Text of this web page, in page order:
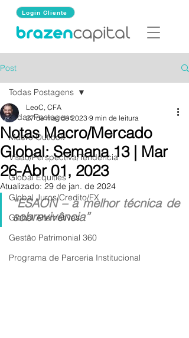
Login Cliente
Post
Todas Postagens
Macro Outlook
Visão/Perspectiva/Tendência
Global Equities
Global Juros/Credito/FX
Global Alternatives
Gestão Patrimonial 360
Programa de Parceria Institucional
Todas Postagens
Notas Macro/Mercado
Global: Semana 13 | Mar
26-Abr 01, 2023
LeoC, CFA
27 de mar. de 2023 9 min de leitura
Atualizado: 29 de jan. de 2024
“ESAON – a melhor técnica de
sobrevivência”